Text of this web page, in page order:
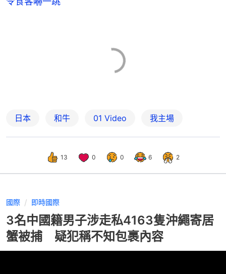
日本 和牛 01 Video 我主場
13 0 0 6 2
國際 即時國際
3名中國籍男子涉走私4163隻沖繩寄居
蟹被捕 疑犯稱不知包裹內容